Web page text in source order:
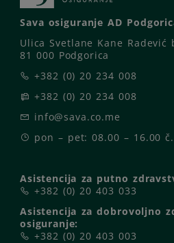
Sava osiguranje AD
Ulica Svetlane Kane Radević
81 000 Podgorica
+382 (0) 20 234 008
+382 (0) 20 234 008
info@sava.co.me
pon – pet: 08.00 – 16.00 č.
Asistencija za putno
+382 (0) 20 403 033
Asistencija za dobrovoljno
osiguranje:
+382 (0) 20 403 003